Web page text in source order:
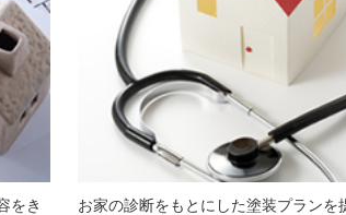
をき
お家の診断をもとにした塗装プランを